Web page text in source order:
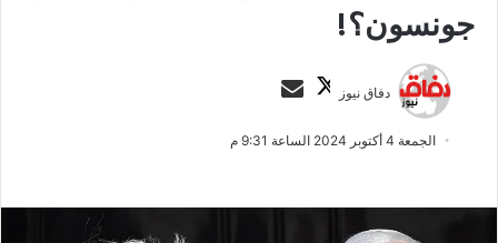
جونسون؟!
دفاق نيوز
ت
ب
ل
س
ر
الجمعة 4 أكتوبر 2024 الساعة 9:31 م